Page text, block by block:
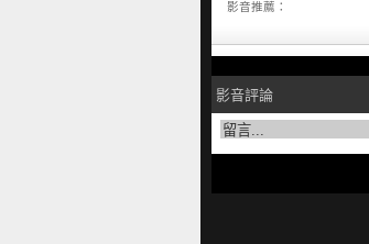
影音推薦：
影音評論